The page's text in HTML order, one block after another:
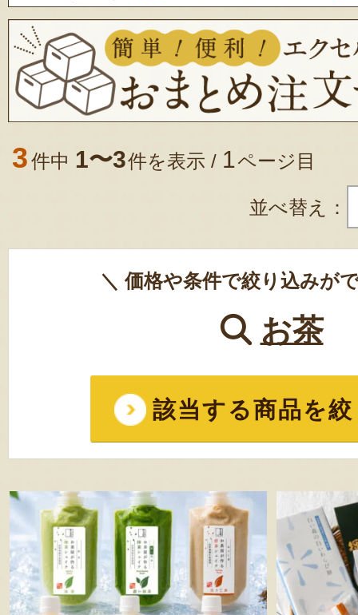
3件中 1〜3件を表示 / 1ページ目
並べ替え：
＼ 価格や条件で絞り込みが
お茶
該当する商品を